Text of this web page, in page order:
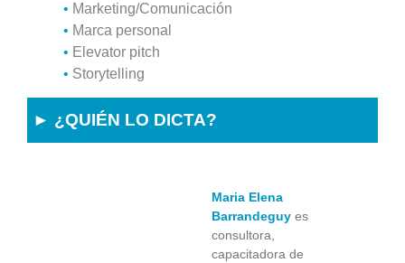
• Marketing/Comunicación
• Marca personal
• Elevator pitch
• Storytelling
► ¿QUIÉN LO DICTA?
Maria Elena
Barrandeguy es
consultora,
capacitadora de